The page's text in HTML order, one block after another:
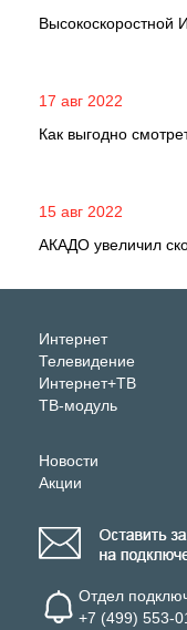
Высокоскоростной
17 авг 2022
Как выгодно
15 авг 2022
АКАДО увеличил
Интернет
Телевидение
Интернет+ТВ
ТВ-модуль
Новости
Акции
Отдел
+7 (499) 553-